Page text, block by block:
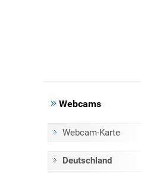
Webcams
Webcam-Karte
Deutschland